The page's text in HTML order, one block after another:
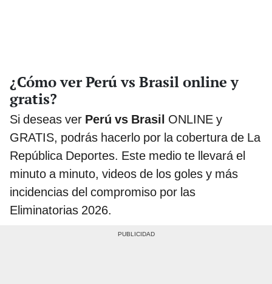
¿Cómo ver Perú vs Brasil online y
gratis?
Si deseas ver Perú vs Brasil ONLINE y
GRATIS, podrás hacerlo por la cobertura de La
República Deportes. Este medio te llevará el
minuto a minuto, videos de los goles y más
incidencias del compromiso por las
Eliminatorias 2026.